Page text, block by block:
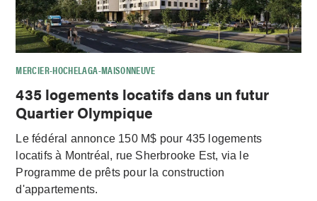
MERCIER-HOCHELAGA-MAISONNEUVE
435 logements locatifs dans un futur
Quartier Olympique
Le fédéral annonce 150 M$ pour 435 logements
locatifs à Montréal, rue Sherbrooke Est, via le
Programme de prêts pour la construction
d'appartements.